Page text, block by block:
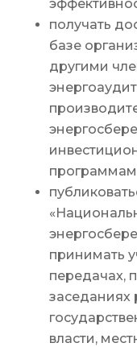
получать
базе
другими
принимать
передачах,
заседаниях
власти,